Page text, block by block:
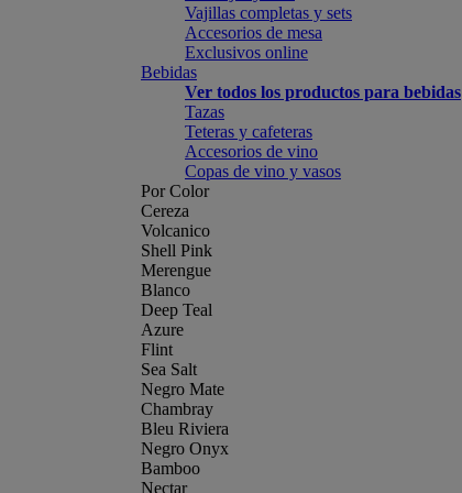
Vajillas completas y sets
Accesorios de mesa
Exclusivos online
Bebidas
Ver todos los productos para bebidas
Tazas
Teteras y cafeteras
Accesorios de vino
Copas de vino y vasos
Por Color
Cereza
Volcanico
Shell Pink
Merengue
Blanco
Deep Teal
Azure
Flint
Sea Salt
Negro Mate
Chambray
Bleu Riviera
Negro Onyx
Bamboo
Nectar